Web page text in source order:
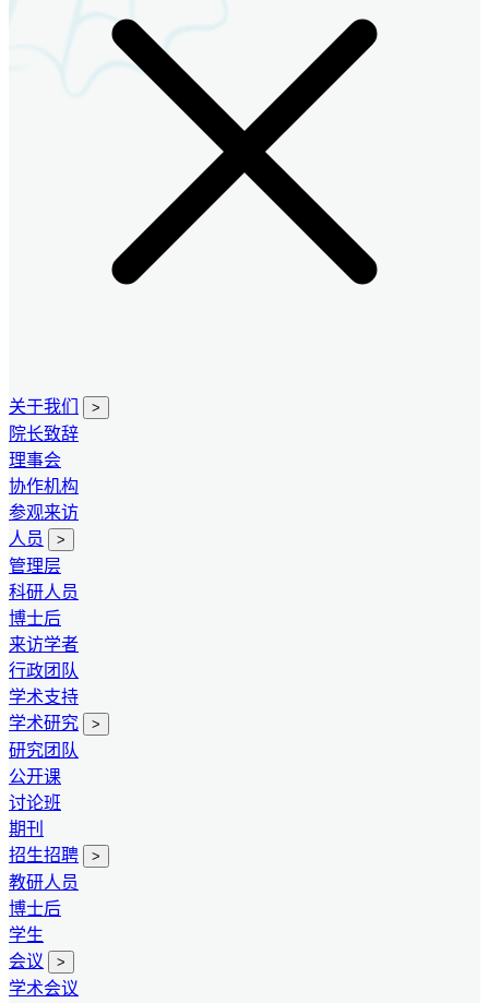
关于我们 >
院长致辞
理事会
协作机构
参观来访
人员
>
管理层
科研人员
博士后
来访学者
行政团队
学术支持
学术研究
>
研究团队
公开课
讨论班
期刊
招生招聘
>
教研人员
博士后
学生
会议
>
学术会议